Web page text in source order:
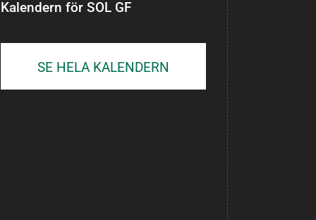
Kalendern för SOL GF
SE HELA KALENDERN